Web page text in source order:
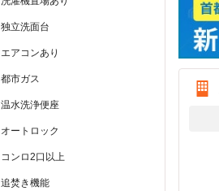
独立洗面台
エアコンあり
都市ガス
温水洗浄便座
オートロック
コンロ2口以上
追焚き機能